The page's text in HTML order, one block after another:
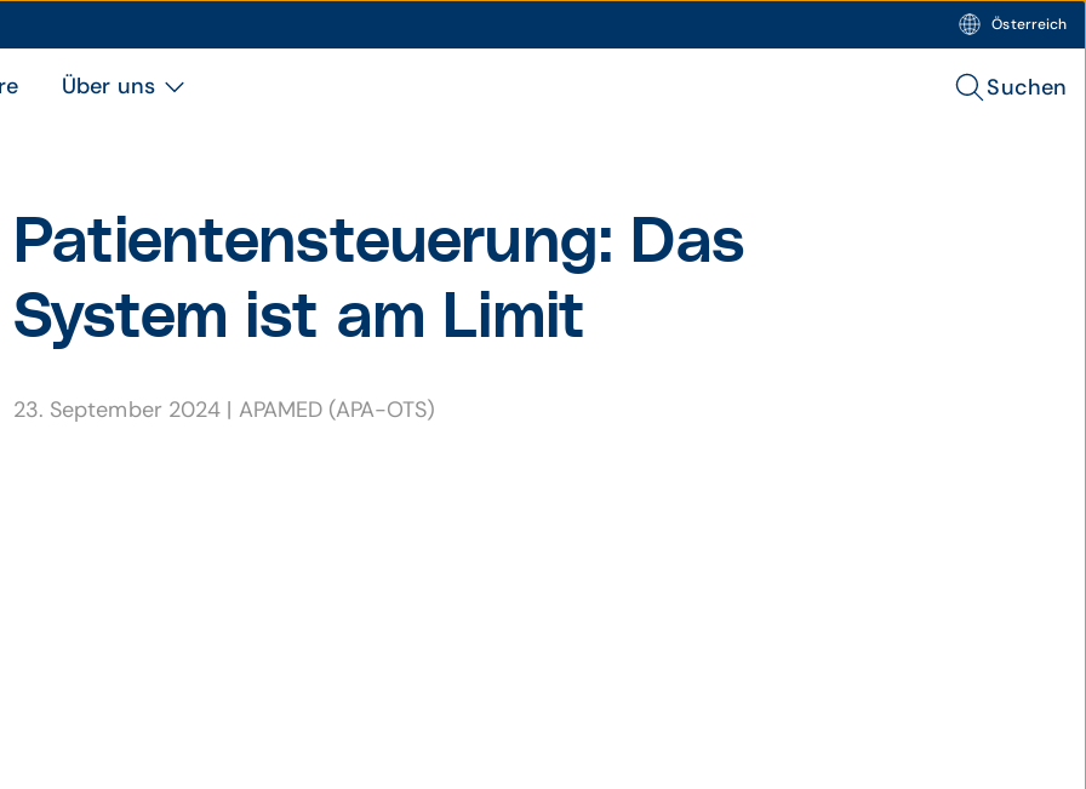
Österreich
Über uns Suchen
Patienten­steuerung: Das
System ist am Limit
23. September 2024 | APAMED (APA-OTS)